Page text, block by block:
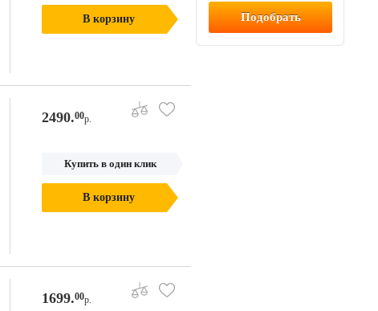
В корзину
2490.00р.
Купить в один клик
В корзину
1699.00р.